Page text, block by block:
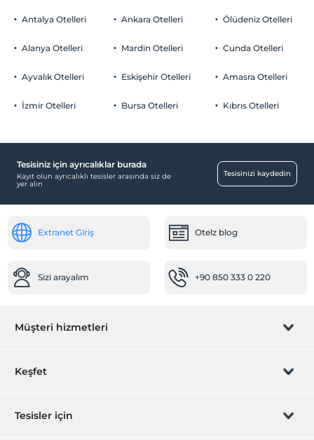
Antalya Otelleri
Alanya Otelleri
Ayvalık Otelleri
İzmir Otelleri
Ankara Otelleri
Mardin Otelleri
Eskişehir Otelleri
Bursa Otelleri
Ölüdeniz Otelleri
Cunda Otelleri
Amasra Otelleri
Kıbrıs Otelleri
Tesisiniz için ayrıcalıklar burada
Kayıt olun ayrıcalıklı tesisler arasında siz de
yer alın
Tesisinizi kaydedin
Extranet Giriş Otelz blog
Sizi arayalım +90 850 333 0 220
Müşteri hizmetleri
Rezervasyon yönet
Keşfet
Hediye Kart
Tesisler için